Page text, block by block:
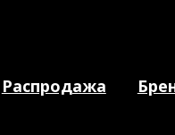
Распродажа